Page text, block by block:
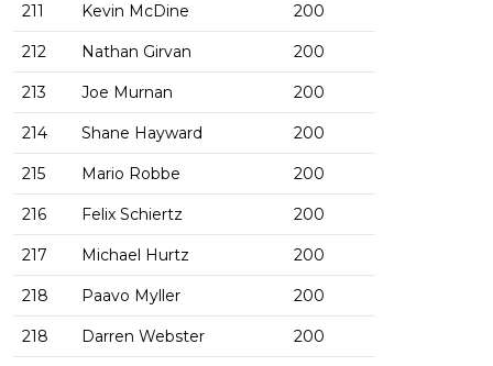
211 Kevin McDine 200
212 Nathan Girvan 200
213 Joe Murnan 200
214 Shane Hayward 200
215 Mario Robbe 200
216 Felix Schiertz 200
217 Michael Hurtz 200
218 Paavo Myller 200
218 Darren Webster 200